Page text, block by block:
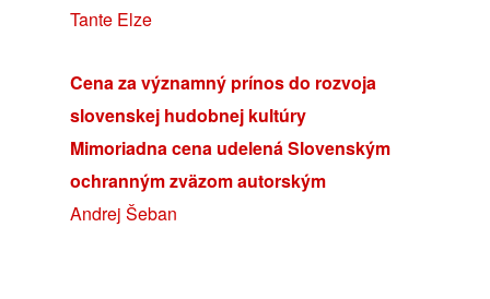
Tante Elze
Cena za významný prínos do rozvoja
slovenskej hudobnej kultúry
Mimoriadna cena udelená Slovenským
ochranným zväzom autorským
Andrej Šeban